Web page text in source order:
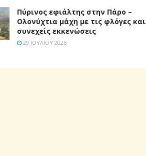
Πύρινος εφιάλτης στην Πάρο –
Ολονύχτια μάχη με τις φλόγες και
συνεχείς εκκενώσεις
29 ΙΟΥΛΊΟΥ 2026